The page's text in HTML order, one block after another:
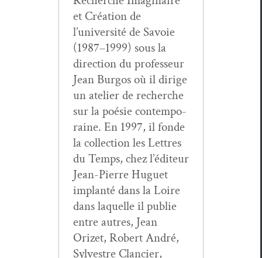
et Créa­tion de
l’université de Savoie
(1987–1999) sous la
direc­tion du pro­fesseur
Jean Bur­gos où il dirige
un ate­lier de recherche
sur la poésie con­tem­po­
raine. En 1997, il fonde
la col­lec­tion les Let­tres
du Temps, chez l’éditeur
Jean-Pierre Huguet
implan­té dans la Loire
dans laque­lle il pub­lie
entre autres, Jean
Orizet, Robert André,
Sylvestre Clanci­er,